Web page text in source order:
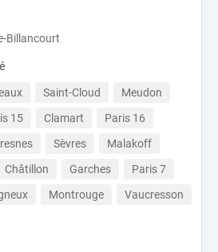
Billancourt
Saint-Cloud
Meudon
15 Clamart
Paris 16
Sèvres
Malakoff
Châtillon Garches
Paris 7
Montrouge
Vaucresson